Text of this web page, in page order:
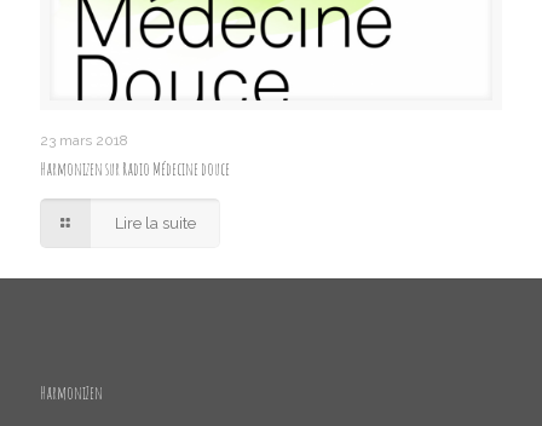
23 mars 2018
Harmonizen sur Radio Médecine douce
Lire la suite
HarmoniZen